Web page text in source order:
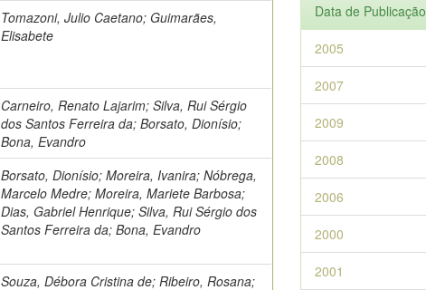
Tomazoni, Julio Caetano; Guimarães,
Elisabete
Carneiro, Renato Lajarim; Silva, Rui Sérgio
dos Santos Ferreira da; Borsato, Dionísio;
Bona, Evandro
Borsato, Dionísio; Moreira, Ivanira; Nóbrega,
Marcelo Medre; Moreira, Mariete Barbosa;
Dias, Gabriel Henrique; Silva, Rui Sérgio dos
Santos Ferreira da; Bona, Evandro
Souza, Débora Cristina de; Ribeiro, Rosana;
Data de Publicação
2005
2007
2009
2008
2006
2000
2001